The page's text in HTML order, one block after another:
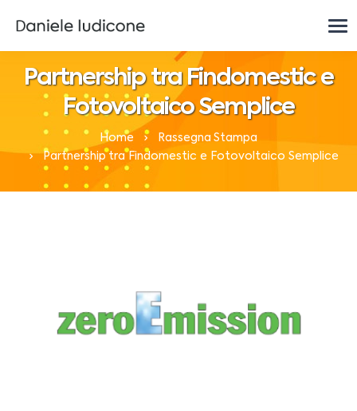
Partnership tra Findomestic e
Fotovoltaico Semplice
Home
Rassegna Stampa
Partnership tra Findomestic e Fotovoltaico Semplice